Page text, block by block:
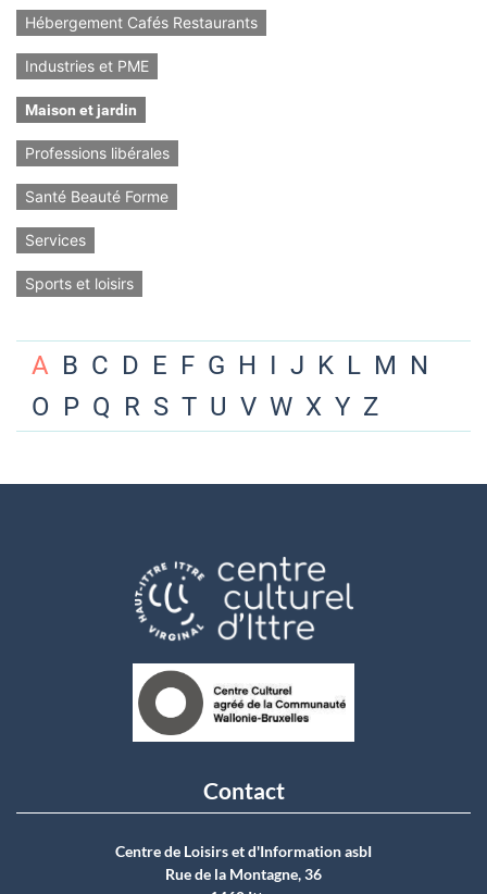
Hébergement Cafés Restaurants
Industries et PME
Maison et jardin
Professions libérales
Santé Beauté Forme
Services
Sports et loisirs
A B C D E F G H I J K L M N
O P Q R S T U V W X Y Z
Contact
Centre de Loisirs et d'Information asbI
Rue de la Montagne, 36